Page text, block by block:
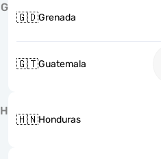
G
🇬🇩Grenada
🇬🇹Guatemala
H
🇭🇳Honduras